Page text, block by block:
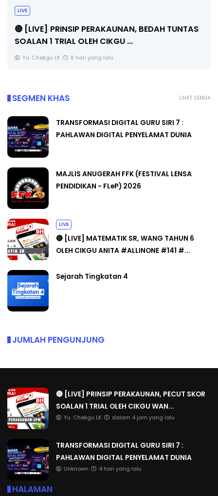
LIVE
🔴 [LIVE] PRINSIP PERAKAUNAN, BEDAH TUNTAS
SOALAN 1 TRIAL OLEH CIKGU ...
Yu. Chekgu LK 8 hari yang lalu
LIHAT SEMUA
SEGMEN KHAS
TRANSFORMASI DIGITAL GURU SIRI 7 :
PAHLAWAN DIGITAL PENYELAMAT DUNIA
MAJLIS ANUGERAH FFK (FESTIVAL LENSA
PENDIDIKAN - FLeP) 2026
LIVE
🔴 [LIVE] MATEMATIK SR, WANG TAHUN 6
OLEH CIKGU ANITA #ALLINONE #141 #...
Sejarah Tingkatan 4
JUMLAH PENGUNJUNG
🔴 [LIVE] PRINSIP PERAKAUNAN, PECUT SKOR
SOALAN 1 TRIAL OLEH CIKGU WAN...
Yu. Chekgu LK dalam 4 jam yang lalu
TRANSFORMASI DIGITAL GURU SIRI 7 :
PAHLAWAN DIGITAL PENYELAMAT DUNIA
Unknown 4 hari yang lalu
HALAMAN